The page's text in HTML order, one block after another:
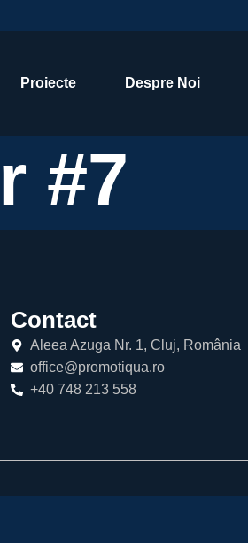
Proiecte Despre Noi
#7
Contact
Aleea Azuga Nr. 1, Cluj, România
office@promotiqua.ro
+40 748 213 558